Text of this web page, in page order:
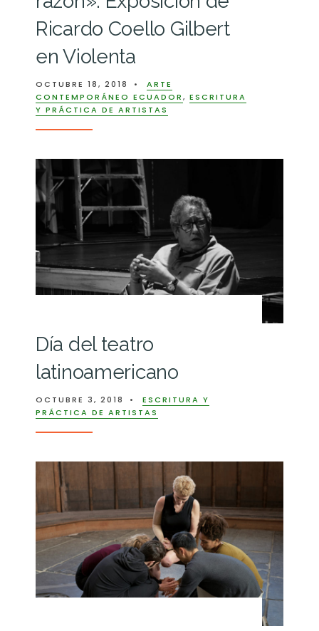
Ricardo Coello Gilbert
en Violenta
OCTUBRE 18, 2018 •
ARTE
CONTEMPORÁNEO ECUADOR, ESCRITURA
Y PRÁCTICA DE ARTISTAS
Día del teatro
latinoamericano
OCTUBRE 3, 2018 •
ESCRITURA Y
PRÁCTICA DE ARTISTAS